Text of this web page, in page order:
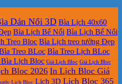
Dán Nổi 3D Bìa Lịch 40x60
Bìa Lịch Bế Nổi Bìa Lịch Bế Nổi
Treo Bloc Bìa Lịch treo tường Đẹp
Treo BLoc Bìa Treo Lịch BLoc
Lịch Bloc Giá Lịch Bloc Giá Lịch Bloc
Bloc 2026 In Lịch Bloc Giá
Lịch Bloc Lịch 3D Lịch Bloc 365